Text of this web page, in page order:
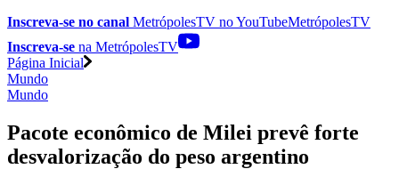
Inscreva-se no canal MetrópolesTV noYouTubeMetrópolesTV
Inscreva-se na MetrópolesTV
Página Inicial
Mundo
Mundo
Pacote econômico de Milei prevê forte
desvalorização do peso argentino